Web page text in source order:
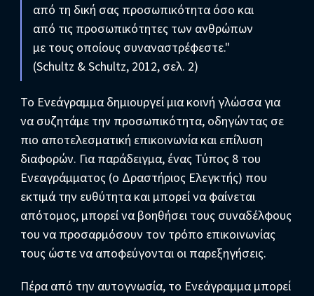
από τη δική σας προσωπικότητα όσο και
από τις προσωπικότητες των ανθρώπων
με τους οποίους συναναστρέφεστε."
(Schultz & Schultz, 2012, σελ. 2)
Το Ενεάγραμμα δημιουργεί μια κοινή γλώσσα για
να συζητάμε την προσωπικότητα, οδηγώντας σε
πιο αποτελεσματική επικοινωνία και επίλυση
διαφορών. Για παράδειγμα, ένας Τύπος 8 του
Ενεαγράμματος (ο Δραστήριος Ελεγκτής) που
εκτιμά την ευθύτητα και μπορεί να φαίνεται
απότομος, μπορεί να βοηθήσει τους συναδέλφους
του να προσαρμόσουν τον τρόπο επικοινωνίας
τους ώστε να αποφεύγονται οι παρεξηγήσεις.
Πέρα από την αυτογνωσία, το Ενεάγραμμα μπορεί